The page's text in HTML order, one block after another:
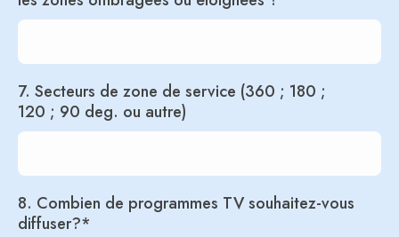
7. Secteurs de zone de service (360 ; 180 ;
120 ; 90 deg. ou autre)
8. Combien de programmes TV souhaitez-vous
diffuser?*